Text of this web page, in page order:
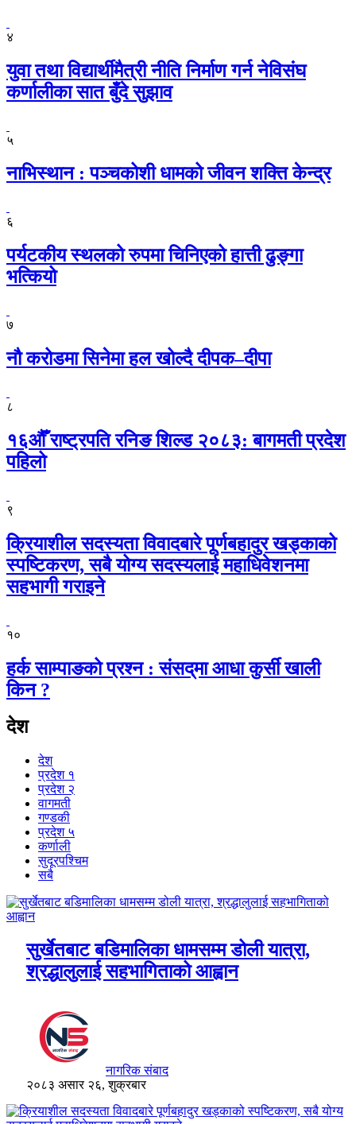
४
युवा तथा विद्यार्थीमैत्री नीति निर्माण गर्न नेविसंघ
कर्णालीका सात बुँदे सुझाव
५
नाभिस्थान : पञ्चकोशी धामको जीवन शक्ति केन्द्र
६
पर्यटकीय स्थलको रुपमा चिनिएको हात्ती ढुङ्गा
भत्कियो
७
नौ करोडमा सिनेमा हल खोल्दै दीपक–दीपा
८
१६औँ राष्ट्रपति रनिङ शिल्ड २०८३: बागमती प्रदेश
पहिलो
९
क्रियाशील सदस्यता विवादबारे पूर्णबहादुर खड्काको
स्पष्टिकरण, सबै योग्य सदस्यलाई महाधिवेशनमा
सहभागी गराइने
१०
हर्क साम्पाङको प्रश्न : संसद्‌मा आधा कुर्सी खाली
किन ?
देश
देश
प्रदेश १
प्रदेश २
वागमती
गण्डकी
प्रदेश ५
कर्णाली
सुदूरपश्चिम
सबै
सुर्खेतबाट बडिमालिका धामसम्म डोली यात्रा,
श्रद्धालुलाई सहभागिताको आह्वान
नागरिक संबाद
२०८३ असार २६, शुक्रबार